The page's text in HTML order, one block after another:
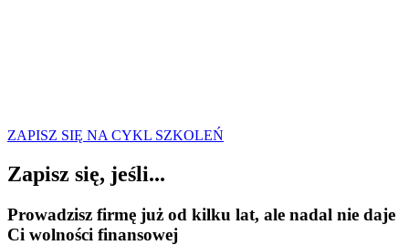
ZAPISZ SIĘ NA CYKL SZKOLEŃ
Zapisz się, jeśli...
Prowadzisz firmę już od kilku lat, ale nadal nie daje
Ci wolności finansowej